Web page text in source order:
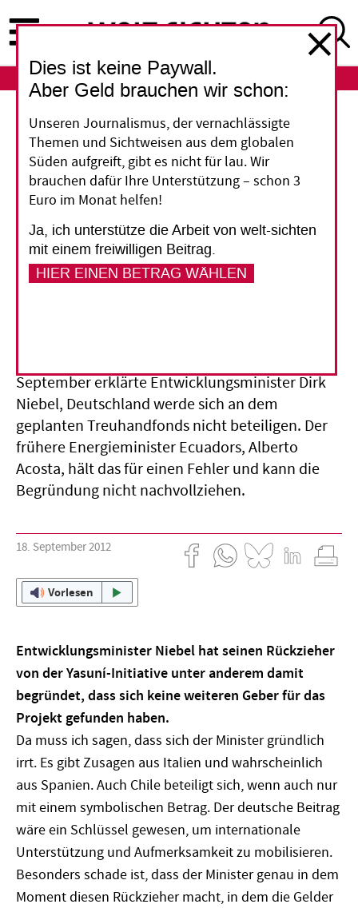
zum
Inhalt
ABO
„Minister Niebel irrt“
Ecuador verzichtet auf die Förderung seiner
Erdölvorkommen im Yasuní-Regenwald und
erhält dafür von der internationalen
Gemeinschaft eine Ausgleichszahlung - gedacht
als Investition in den Schutz des
Amazonasgebiets. Im August hat die Regierung
September erklärte Entwicklungsminister Dirk
Niebel, Deutschland werde sich an dem
geplanten Treuhandfonds nicht beteiligen. Der
frühere Energieminister Ecuadors, Alberto
Acosta, hält das für einen Fehler und kann die
Begründung nicht nachvollziehen.
18. September 2012
Vorlesen
Entwicklungsminister Niebel hat seinen Rückzieher
von der Yasuní-Initiative unter anderem damit
begründet, dass sich keine weiteren Geber für das
Projekt gefunden haben.
Da muss ich sagen, dass sich der Minister gründlich
irrt. Es gibt Zusagen aus Italien und wahrscheinlich
aus Spanien. Auch Chile beteiligt sich, wenn auch nur
mit einem symbolischen Betrag. Der deutsche Beitrag
wäre ein Schlüssel gewesen, um internationale
Unterstützung und Aufmerksamkeit zu mobilisieren.
Besonders schade ist, dass der Minister genau in dem
Moment diesen Rückzieher macht, in dem die Gelder
Dies ist keine Paywall.
Aber Geld brauchen wir schon:
Unseren Journalismus, der vernachlässigte
Themen und Sichtweisen aus dem globalen
Süden aufgreift, gibt es nicht für lau. Wir
brauchen dafür Ihre Unterstützung – schon 3
Euro im Monat helfen!
Ja, ich unterstütze die Arbeit von welt-sichten
mit einem freiwilligen Beitrag.
HIER EINEN BETRAG WÄHLEN